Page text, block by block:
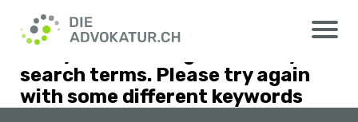
Nothing Found
search terms. Please try again
with some different keywords